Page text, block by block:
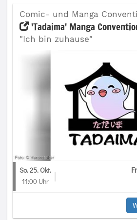
Comic- und Manga
'Tadaima' Manga
"Ich bin zuhause"
So. 25. Okt.
11:00 Uhr